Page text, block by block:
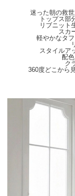
裾幅：140cm
ウエスト周囲：62cm
※ファスナーなし
【Color】#28 アイボリー/
【Attention】サイズは平
ございます。 色合いはモ
天候によりモデル画像と
迷った朝の救
トップス部
リブニット
スカ
軽やかなタ
スタイルア
配
ク
360度どこから